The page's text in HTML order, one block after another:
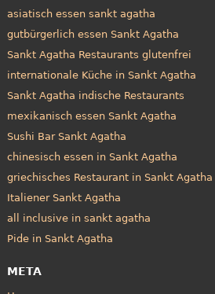
asiatisch essen sankt agatha
gutbürgerlich essen Sankt Agatha
Sankt Agatha Restaurants glutenfrei
internationale Küche in Sankt Agatha
Sankt Agatha indische Restaurants
mexikanisch essen Sankt Agatha
Sushi Bar Sankt Agatha
chinesisch essen in Sankt Agatha
griechisches Restaurant in Sankt Agatha
Italiener Sankt Agatha
all inclusive in sankt agatha
Pide in Sankt Agatha
META